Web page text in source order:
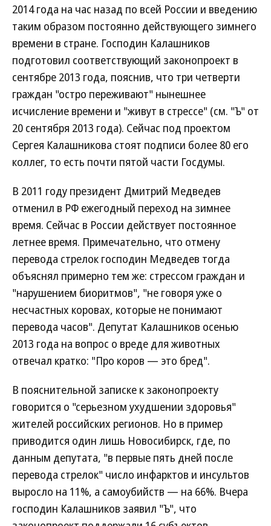
2014 года на час назад по всей России и введению
таким образом постоянно действующего зимнего
времени в стране. Господин Калашников
подготовил соответствующий законопроект в
сентябре 2013 года, пояснив, что три четверти
граждан "остро переживают" нынешнее
исчисление времени и "живут в стрессе" (см. "Ъ" от
20 сентября 2013 года). Сейчас под проектом
Сергея Калашникова стоят подписи более 80 его
коллег, то есть почти пятой части Госдумы.
В 2011 году президент Дмитрий Медведев
отменил в РФ ежегодный переход на зимнее
время. Сейчас в России действует постоянное
летнее время. Примечательно, что отмену
перевода стрелок господин Медведев тогда
объяснял примерно тем же: стрессом граждан и
"нарушением биоритмов", "не говоря уже о
несчастных коровах, которые не понимают
перевода часов". Депутат Калашников осенью
2013 года на вопрос о вреде для животных
отвечал кратко: "Про коров — это бред".
В пояснительной записке к законопроекту
говорится о "серьезном ухудшении здоровья"
жителей российских регионов. Но в пример
приводится один лишь Новосибирск, где, по
данным депутата, "в первые пять дней после
перевода стрелок" число инфарктов и инсультов
выросло на 11%, а самоубийств — на 66%. Вчера
господин Калашников заявил "Ъ", что